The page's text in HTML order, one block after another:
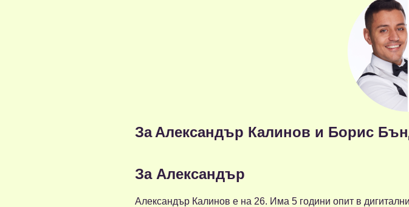
За Александър Калинов и Борис
За Александър
Александър Калинов е на 26. Има 5 години опит в